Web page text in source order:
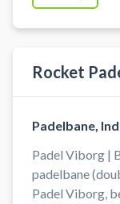
Rocket
Padelbane,
Padel Viborg |
padelbane
Padel Viborg,